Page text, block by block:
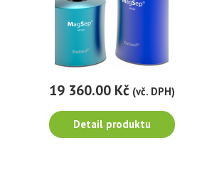
19 360.00 Kč (vč. DPH)
Detail produktu